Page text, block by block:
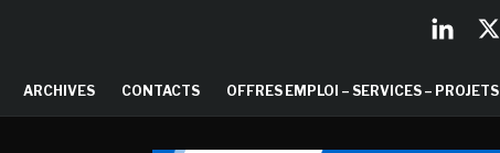
ARCHIVES CONTACTS OFFRES EMPLOI – SERVICES – PROJETS